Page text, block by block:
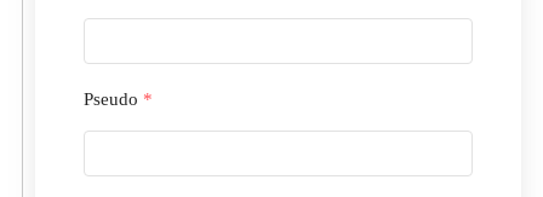
Pseudo *